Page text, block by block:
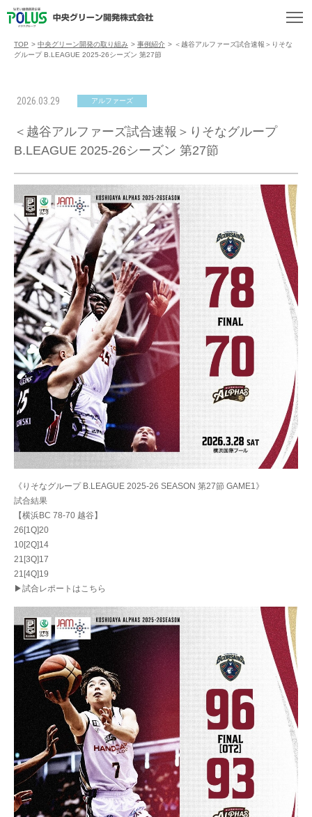
TOP > 中央グリーン開発の取り組み > 事例紹介 > ＜越谷アルファーズ試合速報＞りそな
グループ B.LEAGUE 2025-26シーズン 第27節
2026.03.29 アルファーズ
＜越谷アルファーズ試合速報＞りそなグループ
B.LEAGUE 2025-26シーズン 第27節
《りそなグループ B.LEAGUE 2025-26 SEASON 第27節 GAME1》
試合結果
【横浜BC 78-70 越谷】
26[1Q]20
10[2Q]14
21[3Q]17
21[4Q]19
▶試合レポートはこちら